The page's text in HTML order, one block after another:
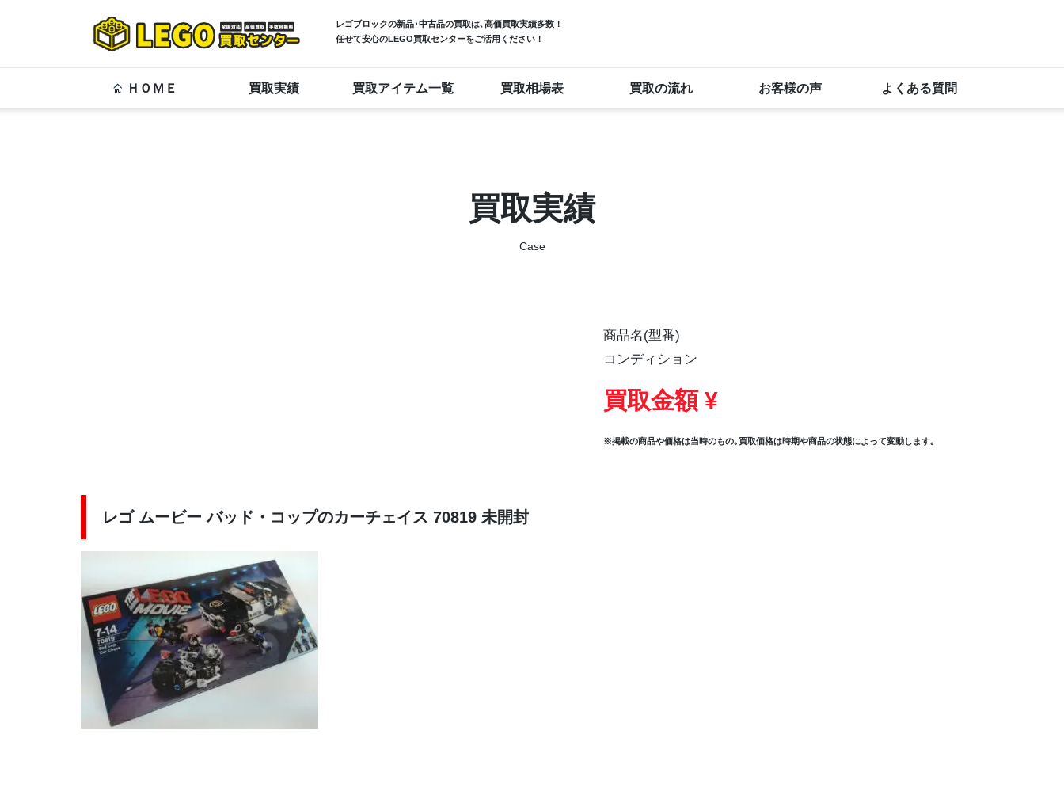
レゴブロックの新品･中古品の買取は､高価買取実績多数！
任せて安心のLEGO買取センターをご活用ください！
ＨＯＭＥ 買取実績 買取アイテム一覧 買取相場表 買取の流れ お客様の声 よくある質問
買取実績
Case
商品名(型番)
コンディション
買取金額 ¥
※掲載の商品や価格は当時のもの｡買取価格は時期や商品の状態によって変動します｡
レゴ ムービー バッド・コップのカーチェイス 70819 未開封